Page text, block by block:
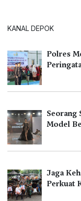
KANAL DEPOK
Polres
Seorang
Model
Jaga
Perkuat